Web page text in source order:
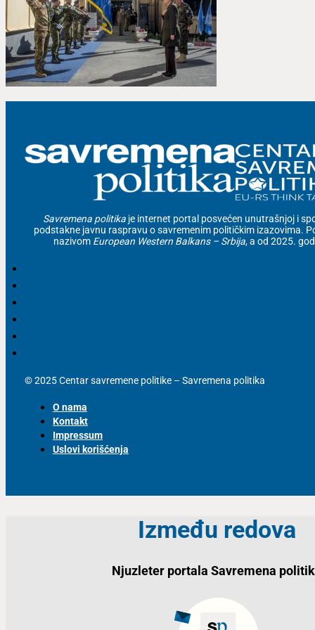
Savremena politika je internet portal posvećen unutrašnjoj i
podstakne javnu raspravu o savremenim političkim izazovima.
nazivom European Western Balkans – Srbija, a od 2025.
© 2025 Centar savremene politike – Savremena politika
O nama
Kontakt
Impressum
Uslovi korišćenja
Između redova
Njuzleter portala Savremena